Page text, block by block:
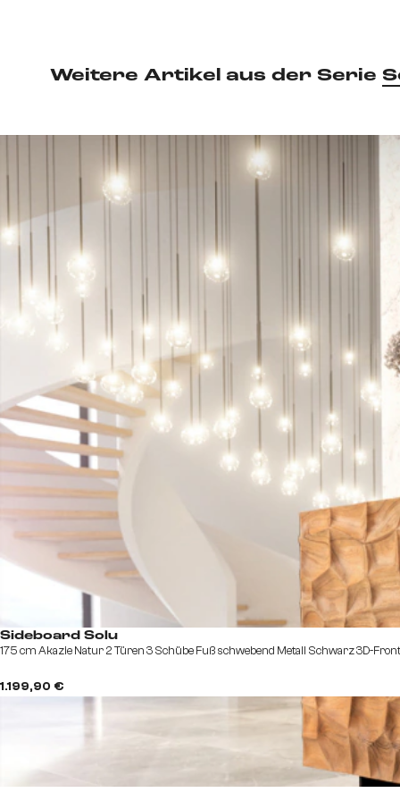
Weitere Artikel aus der Serie
Sideboard Solu
175 cm Akazie Natur 2 Türen 3 Schübe Fuß schwebend Metall Schwarz 3D-Front
1.199,90 €